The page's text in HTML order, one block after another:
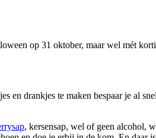
op 31 oktober, maar wel mét
en drankjes te maken bespaar je al
, kersensap, wel of geen alcohol,